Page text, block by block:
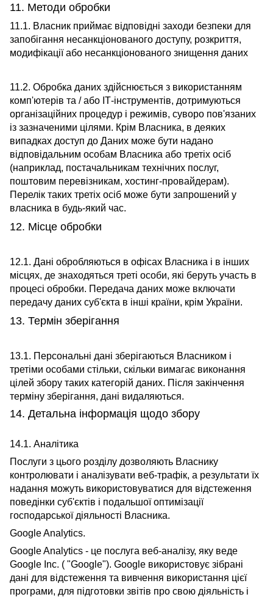
11. Методи обробки
11.1. Власник приймає відповідні заходи безпеки для
запобігання несанкціонованого доступу, розкриття,
модифікації або несанкціонованого знищення даних
11.2. Обробка даних здійснюється з використанням
комп'ютерів та / або ІТ-інструментів, дотримуються
організаційних процедур і режимів, суворо пов'язаних
із зазначеними цілями. Крім Власника, в деяких
випадках доступ до Даних може бути надано
відповідальним особам Власника або третіх осіб
(наприклад, постачальникам технічних послуг,
поштовим перевізникам, хостинг-провайдерам).
Перелік таких третіх осіб може бути запрошений у
власника в будь-який час.
12. Місце обробки
12.1. Дані обробляються в офісах Власника і в інших
місцях, де знаходяться треті особи, які беруть участь в
процесі обробки. Передача даних може включати
передачу даних суб'єкта в інші країни, крім України.
13. Термін зберігання
13.1. Персональні дані зберігаються Власником і
третіми особами стільки, скільки вимагає виконання
цілей збору таких категорій даних. Після закінчення
терміну зберігання, дані видаляються.
14. Детальна інформація щодо збору
14.1. Аналітика
Послуги з цього розділу дозволяють Власнику
контролювати і аналізувати веб-трафік, а результати їх
надання можуть використовуватися для відстеження
поведінки суб'єктів і подальшої оптимізації
господарської діяльності Власника.
Google Analytics.
Google Analytics - це послуга веб-аналізу, яку веде
Google Inc. ( "Google"). Google використовує зібрані
дані для відстеження та вивчення використання цієї
програми, для підготовки звітів про свою діяльність і